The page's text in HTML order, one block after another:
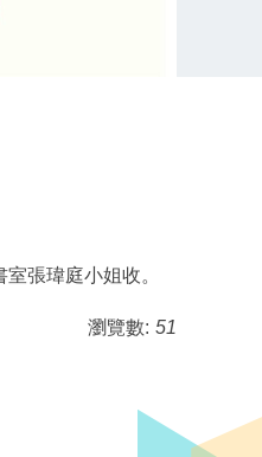
張瑋庭小姐收。
瀏覽數: 51